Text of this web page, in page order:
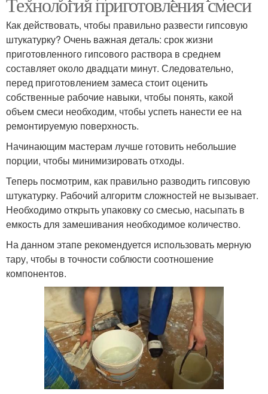
Как действовать, чтобы правильно развести гипсовую
штукатурку? Очень важная деталь: срок жизни
приготовленного гипсового раствора в среднем
составляет около двадцати минут. Следовательно,
перед приготовлением замеса стоит оценить
собственные рабочие навыки, чтобы понять, какой
объем смеси необходим, чтобы успеть нанести ее на
ремонтируемую поверхность.
Начинающим мастерам лучше готовить небольшие
порции, чтобы минимизировать отходы.
Теперь посмотрим, как правильно разводить гипсовую
штукатурку. Рабочий алгоритм сложностей не вызывает.
Необходимо открыть упаковку со смесью, насыпать в
емкость для замешивания необходимое количество.
На данном этапе рекомендуется использовать мерную
тару, чтобы в точности соблюсти соотношение
компонентов.